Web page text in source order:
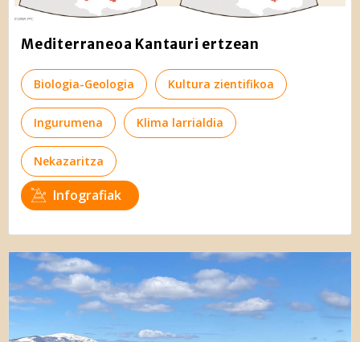
Mediterraneoa Kantauri ertzean
Biologia-Geologia Kultura zientifikoa
Ingurumena Klima larrialdia
Nekazaritza
Infografiak